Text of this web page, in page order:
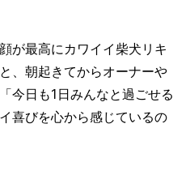
が最高にカワイイ柴犬リキ
、朝起きてからオーナーや
今日も1日みんなと過ごせる
喜びを心から感じているの